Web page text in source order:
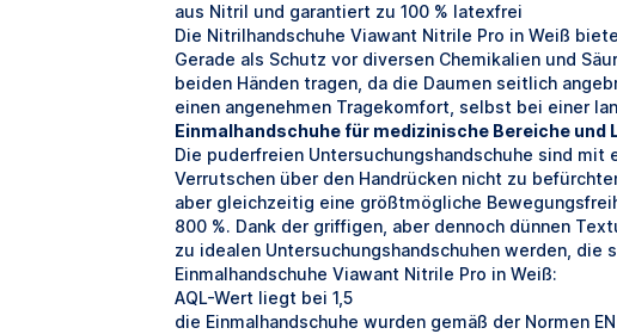
aus Nitril und garantiert zu 100 % latexfrei
Die Nitrilhandschuhe Viawant Nitrile Pro in Weiß
Gerade als Schutz vor diversen Chemikalien und
beiden Händen tragen, da die Daumen seitlich
einen angenehmen Tragekomfort, selbst bei einer
Einmalhandschuhe für medizinische Bereiche und
Die puderfreien Untersuchungshandschuhe sind
Verrutschen über den Handrücken nicht zu
aber gleichzeitig eine größtmögliche
800 %. Dank der griffigen, aber dennoch dünnen
zu idealen Untersuchungshandschuhen werden,
Einmalhandschuhe Viawant Nitrile Pro in Weiß:
AQL-Wert liegt bei 1,5
die Einmalhandschuhe wurden gemäß der Normen